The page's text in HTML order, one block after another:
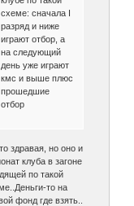
схеме: сначала I
разряд и ниже
играют отбор, а
на следующий
день уже играют
кмс и выше плюс
прошедшие
отбор
здравая, но оно и
клуба в загоне
по такой
то на
фонд где взять..